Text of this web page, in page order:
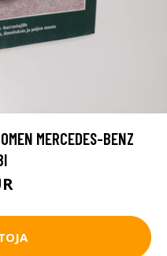
MERCEDES-BENZ